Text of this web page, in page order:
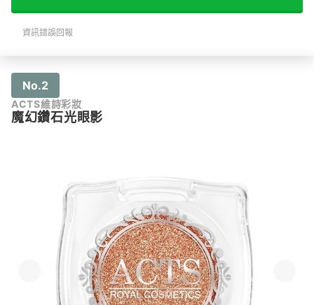
資訊錯誤回報
No.2
ACTS維詩彩妝
魔幻鑽石光眼影